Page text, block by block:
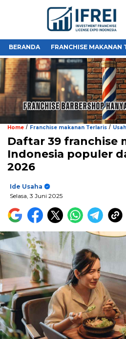
BERANDA FRANCHISE MAKANAN
Home / Franchise makanan Terlaris /
Daftar 39 franchise
Indonesia populer
2026
Ide Usaha
Selasa, 3 Juni 2025